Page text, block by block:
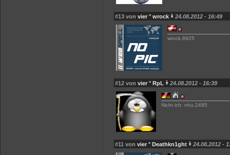
#13 von vier ° wrock 24.08.2012 - 16:49
wrock.8925
#12 von vier ° RpL 24.08.2012 - 16:39
Nicht ich: nhu.2485
#11 von vier ° Deathkn1ght 24.08.2012 -